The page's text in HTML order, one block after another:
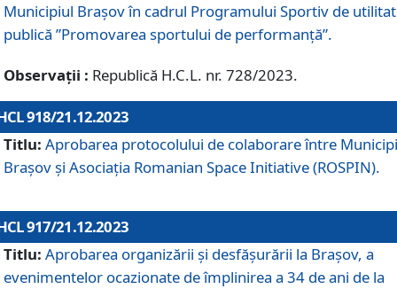
Municipiul Brașov în cadrul Programului Sportiv de
publică ”Promovarea sportului de performanță”.
Observații : Republică H.C.L. nr. 728/2023.
918/21.12.2023
Titlu: Aprobarea protocolului de colaborare între
Brașov și Asociația Romanian Space Initiative (ROSPIN).
917/21.12.2023
Titlu: Aprobarea organizării şi desfăşurării la Braşov, a
evenimentelor ocazionate de împlinirea a 34 de ani de la